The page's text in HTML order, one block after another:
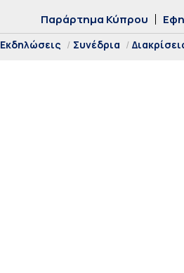
Παράρτημα Κύπρου
Εκδηλώσεις Συνέδρια